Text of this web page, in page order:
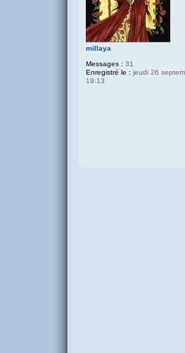
millaya
Messages : 31
Enregistré le : jeudi 26
19:13